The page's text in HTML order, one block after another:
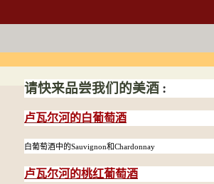
请快来品尝我们的美酒 :
卢瓦尔河的白葡萄酒
白葡萄酒中的Sauvignon和Chardonnay
卢瓦尔河的桃红葡萄酒